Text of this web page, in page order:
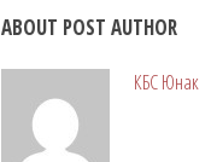
ABOUT POST AUTHOR
КБС Юнак